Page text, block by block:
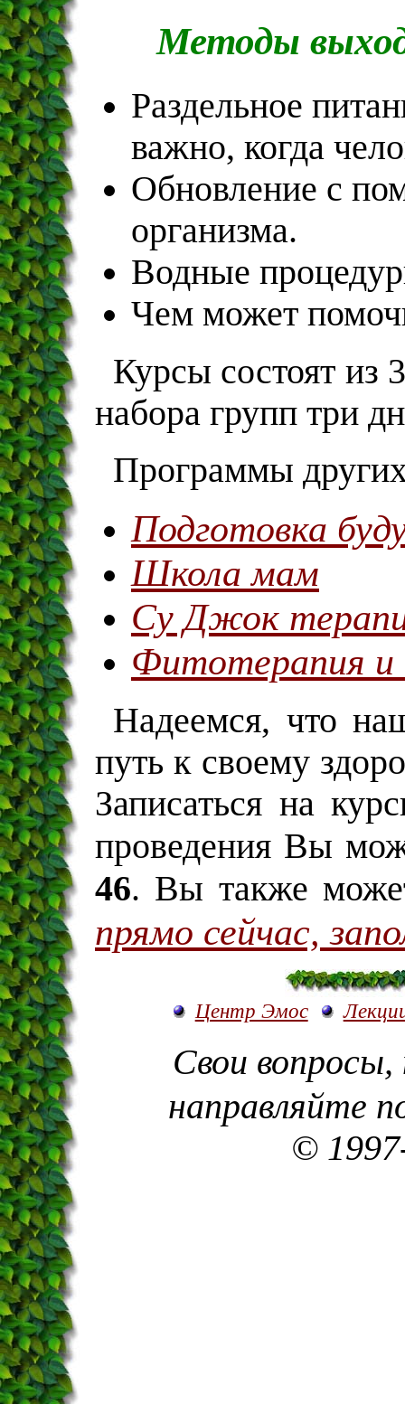
Методы
Раздельное
важно, когда
Обновление с
организма.
Водные
Чем может
Курсы состоят из
набора групп три
Программы
Подготовка
Школа мам
Су Джок
Фитотерапия и
Надеемся, что
путь к своему
Записаться на
проведения Вы
46. Вы также
прямо сейчас,
Центр Эмос
Свои
направляйте
©